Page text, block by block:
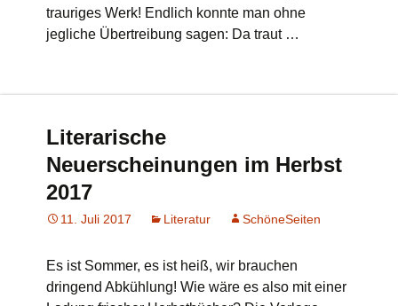
trauriges Werk! Endlich konnte man ohne
jegliche Übertreibung sagen: Da traut …
Literarische
Neuerscheinungen im Herbst
2017
11. Juli 2017 Literatur SchöneSeiten
Es ist Sommer, es ist heiß, wir brauchen
dringend Abkühlung! Wie wäre es also mit einer